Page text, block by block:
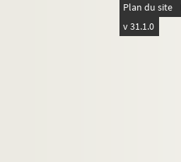
Plan du site
v 31.1.0